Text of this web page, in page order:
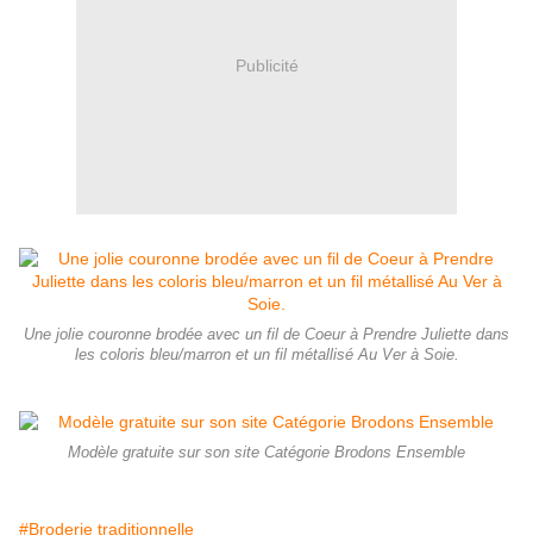
Publicité
Une jolie couronne brodée avec un fil de Coeur à Prendre Juliette dans
les coloris bleu/marron et un fil métallisé Au Ver à Soie.
Modèle gratuite sur son site Catégorie Brodons Ensemble
#Broderie traditionnelle